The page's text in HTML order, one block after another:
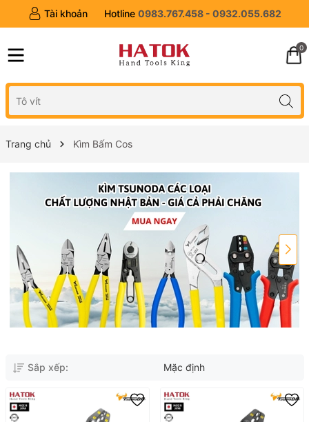
Tài khoản Hotline 0983.767.458 - 0932.055.682
0
Trang chủ Kìm Bấm Cos
Sắp xếp: Mặc định